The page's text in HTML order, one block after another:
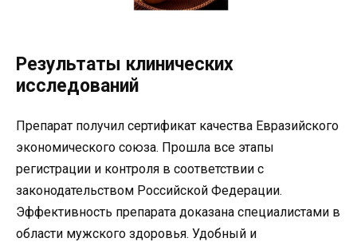
Результаты клинических
исследований
Препарат получил сертификат качества Евразийского
экономического союза. Прошла все этапы
регистрации и контроля в соответствии с
законодательством Российской Федерации.
Эффективность препарата доказана специалистами в
области мужского здоровья. Удобный и